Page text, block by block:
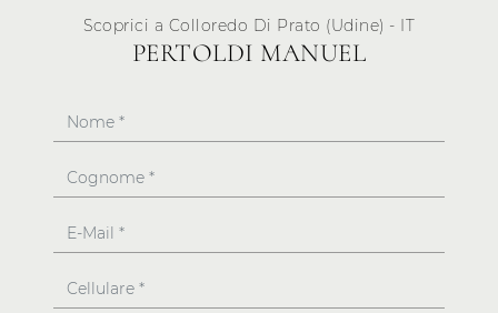
Scoprici a Colloredo Di Prato (Udine) - IT
PERTOLDI MANUEL